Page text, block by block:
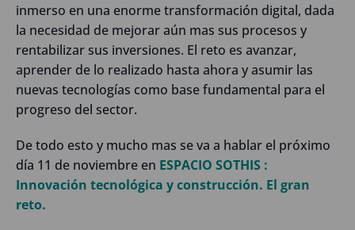
inmerso en una enorme transformación digital, dada
la necesidad de mejorar aún mas sus procesos y
rentabilizar sus inversiones. El reto es avanzar,
aprender de lo realizado hasta ahora y asumir las
nuevas tecnologías como base fundamental para el
progreso del sector.
De todo esto y mucho mas se va a hablar el próximo
día 11 de noviembre en ESPACIO SOTHIS :
Innovación tecnológica y construcción. El gran
reto.